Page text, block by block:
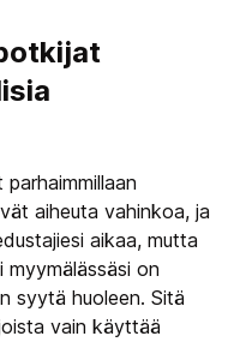
aiheuta vahinkoa, ja
aikaa, mutta
on
syytä huoleen. Sitä
vain käyttää